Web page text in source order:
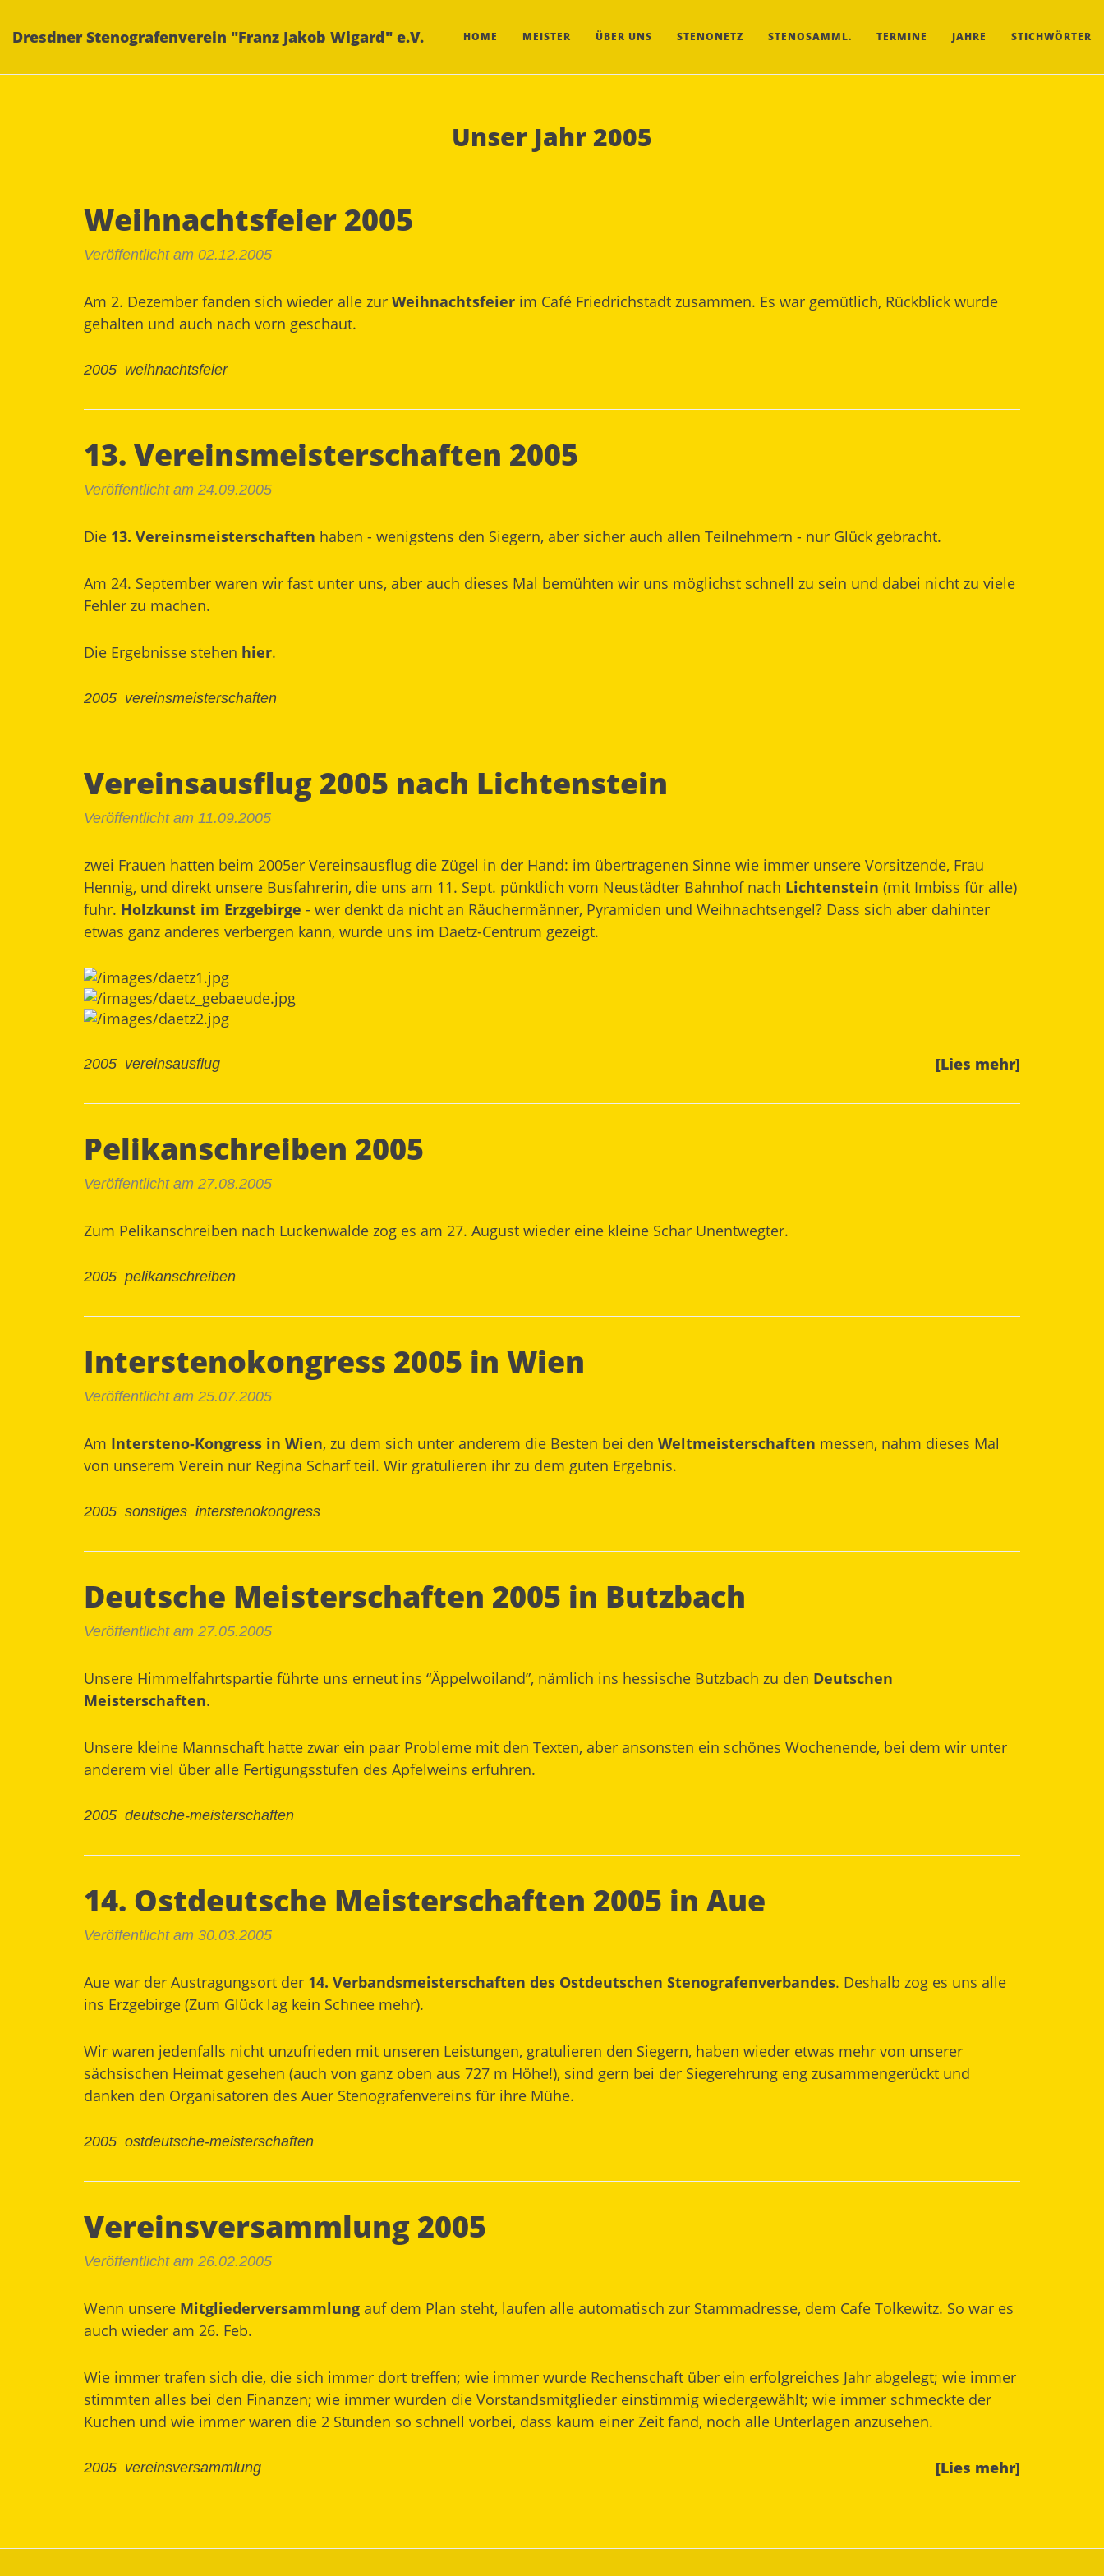
Dresdner Stenografenverein "Franz Jakob Wigard" e.V. HOME MEISTER ÜBER UNS STENONETZ STENOSAMML. TERMINE JAHRE STICHWÖRTER
Unser Jahr 2005
Weihnachtsfeier 2005
Veröffentlicht am 02.12.2005
Am 2. Dezember fanden sich wieder alle zur Weihnachtsfeier im Café Friedrichstadt zusammen. Es war gemütlich, Rückblick wurde
gehalten und auch nach vorn geschaut.
2005 weihnachtsfeier
13. Vereinsmeisterschaften 2005
Veröffentlicht am 24.09.2005
Die 13. Vereinsmeisterschaften haben - wenigstens den Siegern, aber sicher auch allen Teilnehmern - nur Glück gebracht.
Am 24. September waren wir fast unter uns, aber auch dieses Mal bemühten wir uns möglichst schnell zu sein und dabei nicht zu viele
Fehler zu machen.
Die Ergebnisse stehen hier.
2005 vereinsmeisterschaften
Vereinsausflug 2005 nach Lichtenstein
Veröffentlicht am 11.09.2005
zwei Frauen hatten beim 2005er Vereinsausflug die Zügel in der Hand: im übertragenen Sinne wie immer unsere Vorsitzende, Frau
Hennig, und direkt unsere Busfahrerin, die uns am 11. Sept. pünktlich vom Neustädter Bahnhof nach Lichtenstein (mit Imbiss für alle)
fuhr. Holzkunst im Erzgebirge - wer denkt da nicht an Räuchermänner, Pyramiden und Weihnachtsengel? Dass sich aber dahinter
etwas ganz anderes verbergen kann, wurde uns im Daetz-Centrum gezeigt.
[Lies mehr]
2005 vereinsausflug
Pelikanschreiben 2005
Veröffentlicht am 27.08.2005
Zum Pelikanschreiben nach Luckenwalde zog es am 27. August wieder eine kleine Schar Unentwegter.
2005 pelikanschreiben
Interstenokongress 2005 in Wien
Veröffentlicht am 25.07.2005
Am Intersteno-Kongress in Wien, zu dem sich unter anderem die Besten bei den Weltmeisterschaften messen, nahm dieses Mal
von unserem Verein nur Regina Scharf teil. Wir gratulieren ihr zu dem guten Ergebnis.
2005 sonstiges interstenokongress
Deutsche Meisterschaften 2005 in Butzbach
Veröffentlicht am 27.05.2005
Unsere Himmelfahrtspartie führte uns erneut ins “Äppelwoiland”, nämlich ins hessische Butzbach zu den Deutschen
Meisterschaften.
Unsere kleine Mannschaft hatte zwar ein paar Probleme mit den Texten, aber ansonsten ein schönes Wochenende, bei dem wir unter
anderem viel über alle Fertigungsstufen des Apfelweins erfuhren.
2005 deutsche-meisterschaften
14. Ostdeutsche Meisterschaften 2005 in Aue
Veröffentlicht am 30.03.2005
Aue war der Austragungsort der 14. Verbandsmeisterschaften des Ostdeutschen Stenografenverbandes. Deshalb zog es uns alle
ins Erzgebirge (Zum Glück lag kein Schnee mehr).
Wir waren jedenfalls nicht unzufrieden mit unseren Leistungen, gratulieren den Siegern, haben wieder etwas mehr von unserer
sächsischen Heimat gesehen (auch von ganz oben aus 727 m Höhe!), sind gern bei der Siegerehrung eng zusammengerückt und
danken den Organisatoren des Auer Stenografenvereins für ihre Mühe.
2005 ostdeutsche-meisterschaften
Vereinsversammlung 2005
Veröffentlicht am 26.02.2005
Wenn unsere Mitgliederversammlung auf dem Plan steht, laufen alle automatisch zur Stammadresse, dem Cafe Tolkewitz. So war es
auch wieder am 26. Feb.
Wie immer trafen sich die, die sich immer dort treffen; wie immer wurde Rechenschaft über ein erfolgreiches Jahr abgelegt; wie immer
stimmten alles bei den Finanzen; wie immer wurden die Vorstandsmitglieder einstimmig wiedergewählt; wie immer schmeckte der
Kuchen und wie immer waren die 2 Stunden so schnell vorbei, dass kaum einer Zeit fand, noch alle Unterlagen anzusehen.
[Lies mehr]
2005 vereinsversammlung